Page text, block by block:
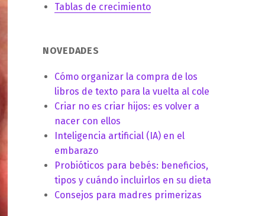
Tablas de crecimiento
NOVEDADES
Cómo organizar la compra de los
libros de texto para la vuelta al cole
Criar no es criar hijos: es volver a
nacer con ellos
Inteligencia artificial (IA) en el
embarazo
Probióticos para bebés: beneficios,
tipos y cuándo incluirlos en su dieta
Consejos para madres primerizas